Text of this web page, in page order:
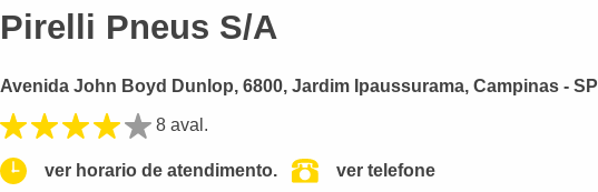
Pirelli Pneus S/A
Avenida John Boyd Dunlop, 6800, Jardim Ipaussurama, Campinas - SP
8 aval.
ver horario de atendimento. ver telefone